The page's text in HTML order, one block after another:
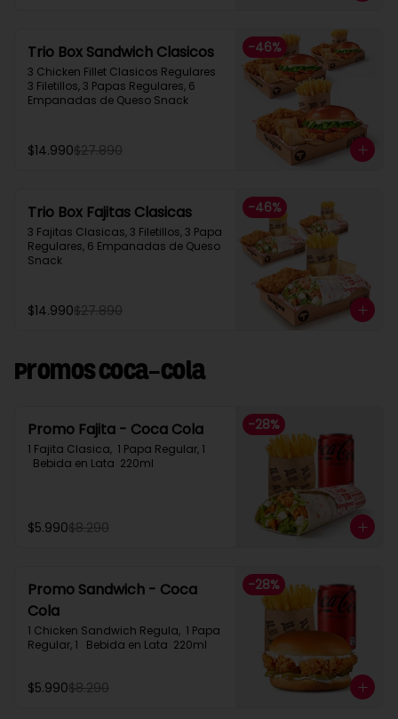
-46%
Trio Box Sandwich Clasicos
3 Chicken Fillet Clasicos Regulares
3 Filetillos, 3 Papas Regulares, 6
Empanadas de Queso Snack
$14.990$27.890
-46%
Trio Box Fajitas Clasicas
3 Fajitas Clasicas, 3 Filetillos, 3 Papa
Regulares, 6 Empanadas de Queso
Snack
$14.990$27.890
Promos Coca-Cola
-28%
Promo Fajita - Coca Cola
1 Fajita Clasica,  1 Papa Regular, 1
Bebida en Lata  220ml
$5.990$8.290
-28%
Promo Sandwich - Coca
Cola
1 Chicken Sandwich Regula,  1 Papa
Regular, 1   Bebida en Lata  220ml
$5.990$8.290